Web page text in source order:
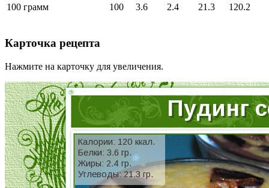
100 грамм
100 3.6 2.4 21.3 120.2
Карточка рецепта
Нажмите на карточку для увеличения.